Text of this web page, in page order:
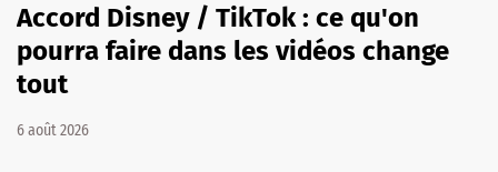
Accord Disney / TikTok : ce qu'on
pourra faire dans les vidéos change
tout
6 août 2026